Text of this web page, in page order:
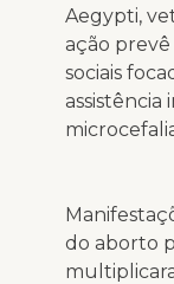
Aegypti,
ação
sociais
assistência
do aborto